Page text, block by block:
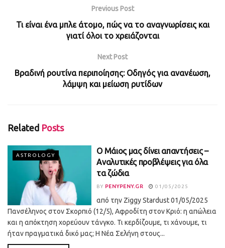
Previous Post
Τι είναι ένα μπλε άτομο, πώς να το αναγνωρίσεις και
γιατί όλοι το χρειάζονται
Next Post
Βραδινή ρουτίνα περιποίησης: Οδηγός για ανανέωση,
λάμψη και μείωση ρυτίδων
Related Posts
ASTROLOGY
Ο Μάιος μας δίνει απαντήσεις –
Αναλυτικές προβλέψεις για όλα
τα ζώδια
BY PENYPENY.GR 01/05/2025
από την Ziggy Stardust 01/05/2025
Πανσέληνος στον Σκορπιό (12/5), Αφροδίτη στον Κριό: η απώλεια
και η απόκτηση χορεύουν τάνγκο. Τι κερδίζουμε, τι χάνουμε, τι
ήταν πραγματικά δικό μας; Η Νέα Σελήνη στους...